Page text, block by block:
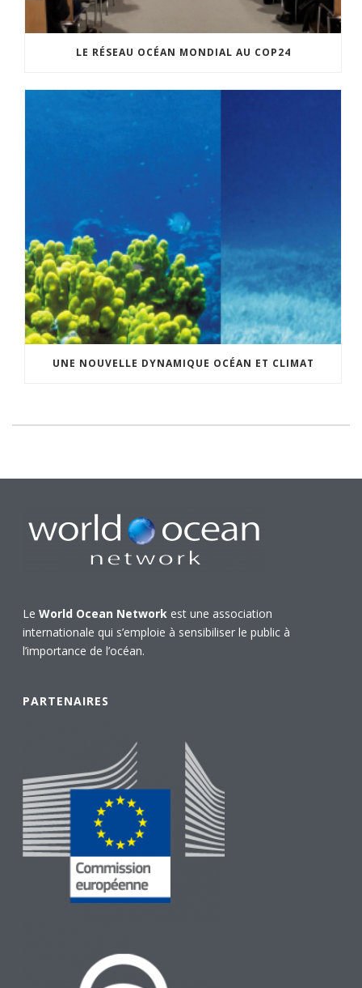
LE RÉSEAU OCÉAN MONDIAL AU COP24
UNE NOUVELLE DYNAMIQUE OCÉAN ET CLIMAT
LeWorld Ocean Network est une association
internationale qui s’emploie à sensibiliser le public à
l’importance de l’océan.
PARTENAIRES